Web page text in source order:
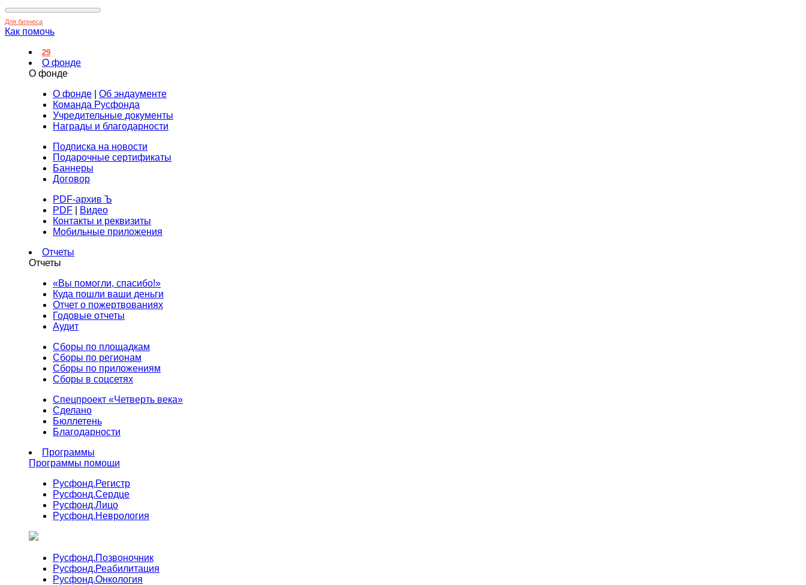
Для бизнеса
Как помочь
29
О фонде
О фонде
О фонде
Об эндаументе
Команда Русфонда
Учредительные документы
Награды и благодарности
Подписка на новости
Подарочные сертификаты
Баннеры
Договор
PDF-архив Ъ
PDF
Видео
Контакты и реквизиты
Мобильные приложения
Отчеты
Отчеты
«Вы помогли, спасибо!»
Куда пошли ваши деньги
Отчет о пожертвованиях
Годовые отчеты
Аудит
Сборы по площадкам
Сборы по регионам
Сборы по приложениям
Сборы в соцсетях
Спецпроект «Четверть века»
Сделано
Бюллетень
Благодарности
Программы
Программы помощи
Русфонд.Регистр
Русфонд.Сердце
Русфонд.Лицо
Русфонд.Неврология
Русфонд.Позвоночник
Русфонд.Реабилитация
Русфонд.Онкология